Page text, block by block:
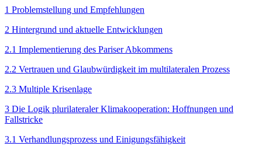
1 Problemstellung und Empfehlungen
2 Hintergrund und aktuelle Entwicklungen
2.1 Implementierung des Pariser Abkommens
2.2 Vertrauen und Glaubwürdigkeit im multilateralen Prozess
2.3 Multiple Krisenlage
3 Die Logik plurilateraler Klima­kooperation: Hoffnungen und
Fallstricke
3.1 Verhandlungsprozess und Einigungsfähigkeit